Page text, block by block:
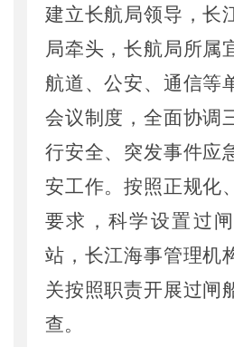
建立长航局领导 ，长
局牵头，长航局所属
航道、公安、通信等
会议制度 ，全面协调
行安全、突发事件应
安工作。按照正规化
要求，科学设置过
站， 长江海事管理机
关按照职责开展过闸
查。